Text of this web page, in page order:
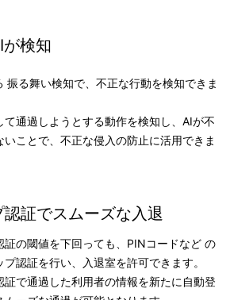
検知
振る舞い検知で、不正な行動を検知できま
通過しようとする動作を検知し、AIが不
ことで、不正な侵入の防止に活用できま
証でスムーズな入退
証の閾値を下回っても、PINコードなど の
認証を行い、入退室を許可できます。
証で通過した利用者の情報を新たに自動登